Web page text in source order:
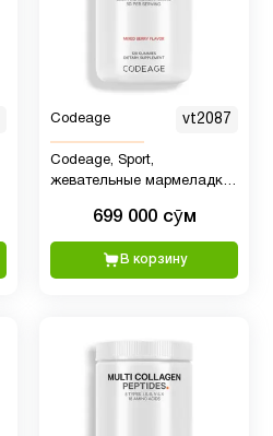
Codeage vt2087
Codeage, Sport,
жевательные мармеладки
ассорти, 120 жевательных
таблеток
699 000 сӯм
В корзину